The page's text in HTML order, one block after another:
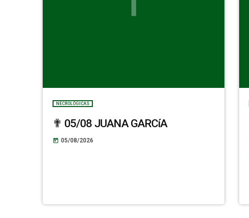
NECROLÓGICAS
✟ 05/08 JUANA GARCíA
today 05/08/2026